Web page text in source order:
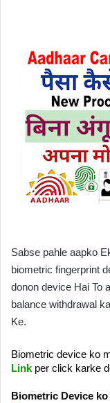
Sabse pahle aapko
biometric fingerprint
donon device Hai To
balance withdrawal
Ke.
Biometric device ko
Link per click karke
Biometric Device